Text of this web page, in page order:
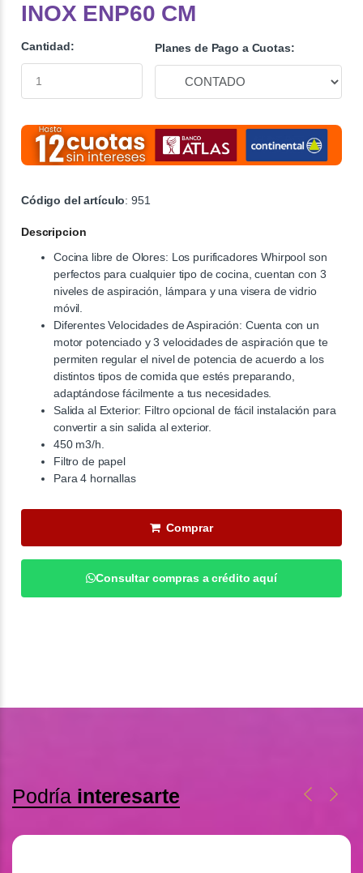
INOX ENP60 CM
Cantidad: Planes de Pago a Cuotas:
Código del artículo: 951
Descripcion
Cocina libre de Olores: Los purificadores Whirpool son
perfectos para cualquier tipo de cocina, cuentan con 3
niveles de aspiración, lámpara y una visera de vidrio
móvil.
Diferentes Velocidades de Aspiración: Cuenta con un
motor potenciado y 3 velocidades de aspiración que te
permiten regular el nivel de potencia de acuerdo a los
distintos tipos de comida que estés preparando,
adaptándose fácilmente a tus necesidades.
Salida al Exterior: Filtro opcional de fácil instalación para
convertir a sin salida al exterior.
450 m3/h.
Filtro de papel
Para 4 hornallas
Comprar
Consultar compras a crédito aquí
Podría interesarte